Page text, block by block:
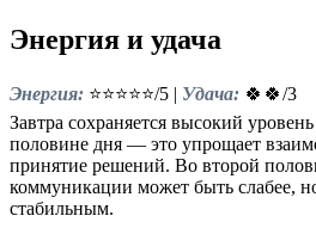
Энергия и удача
Энергия: ⭐⭐⭐⭐⭐/5 | Удача: 🍀🍀/3
Завтра сохраняется высокий
половине дня — это упрощает
принятие решений. Во второй
коммуникации может быть слабее,
стабильным.